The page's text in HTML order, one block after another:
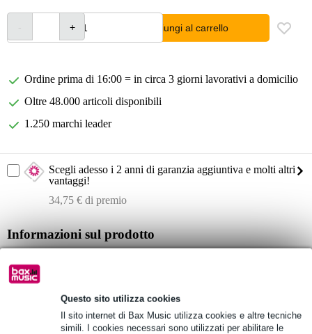
Questo sito utilizza cookies
Il sito internet di Bax Music utilizza cookies e altre tecniche
simili. I cookies necessari sono utilizzati per abilitare le
Aggiungi al carrello
Ordine prima di 16:00 = in circa 3 giorni lavorativi a domicilio
Oltre 48.000 articoli disponibili
1.250 marchi leader
Scegli adesso i 2 anni di garanzia aggiuntiva e molti altri
vantaggi!
34,75 € di premio
Informazioni sul prodotto
configurazione: 8 pollici + 1 pollice
risposta in frequenza: 53 Hz - 20 kHz
Specifiche complete